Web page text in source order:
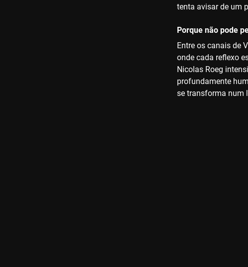
tenta avisar de um
Porque não pode
Entre os canais de
onde cada reflexo
Nicolas Roeg
profundamente
se transforma num